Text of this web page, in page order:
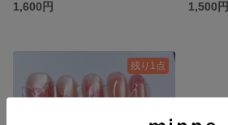
1,600円 1,500円
残り1点